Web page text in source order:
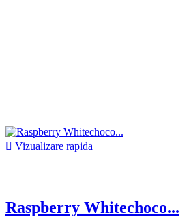
 Vizualizare rapida
Raspberry Whitechoco...